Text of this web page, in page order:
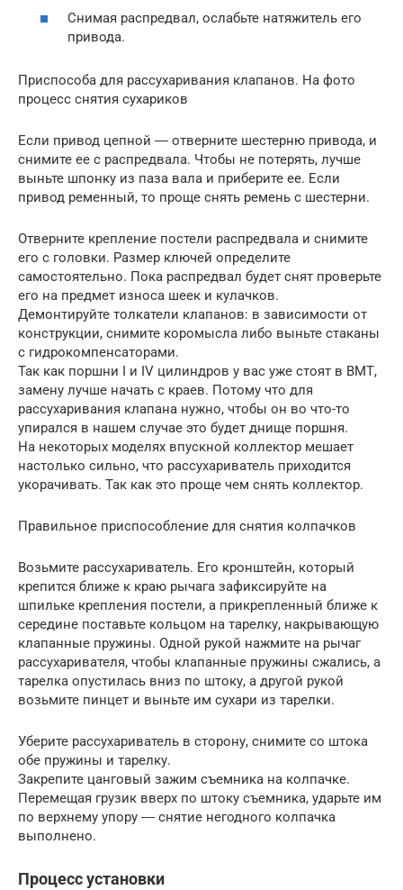
Снимая распредвал, ослабьте натяжитель его
привода.
Приспособа для рассухаривания клапанов. На фото
процесс снятия сухариков
Если привод цепной ― отверните шестерню привода, и
снимите ее с распредвала. Чтобы не потерять, лучше
выньте шпонку из паза вала и приберите ее. Если
привод ременный, то проще снять ремень с шестерни.
Отверните крепление постели распредвала и снимите
его с головки. Размер ключей определите
самостоятельно. Пока распредвал будет снят проверьте
его на предмет износа шеек и кулачков.
Демонтируйте толкатели клапанов: в зависимости от
конструкции, снимите коромысла либо выньте стаканы
с гидрокомпенсаторами.
Так как поршни I и IV цилиндров у вас уже стоят в ВМТ,
замену лучше начать с краев. Потому что для
рассухаривания клапана нужно, чтобы он во что-то
упирался в нашем случае это будет днище поршня.
На некоторых моделях впускной коллектор мешает
настолько сильно, что рассухариватель приходится
укорачивать. Так как это проще чем снять коллектор.
Правильное приспособление для снятия колпачков
Возьмите рассухариватель. Его кронштейн, который
крепится ближе к краю рычага зафиксируйте на
шпильке крепления постели, а прикрепленный ближе к
середине поставьте кольцом на тарелку, накрывающую
клапанные пружины. Одной рукой нажмите на рычаг
рассухаривателя, чтобы клапанные пружины сжались, а
тарелка опустилась вниз по штоку, а другой рукой
возьмите пинцет и выньте им сухари из тарелки.
Уберите рассухариватель в сторону, снимите со штока
обе пружины и тарелку.
Закрепите цанговый зажим съемника на колпачке.
Перемещая грузик вверх по штоку съемника, ударьте им
по верхнему упору ― снятие негодного колпачка
выполнено.
Процесс установки